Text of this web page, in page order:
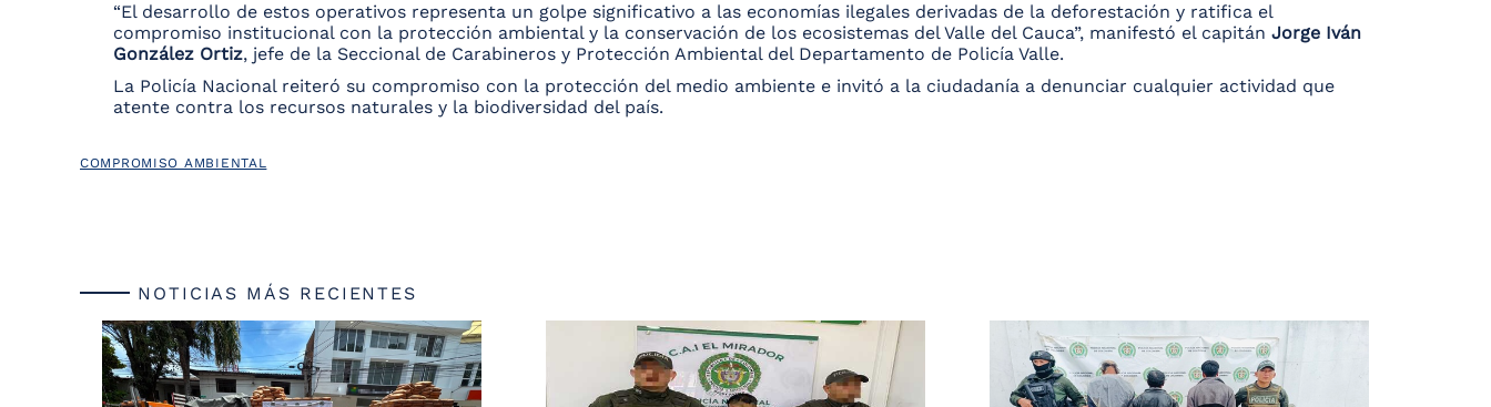
“El desarrollo de estos operativos representa un golpe significativo a las economías ilegales derivadas de la deforestación y ratifica el
compromiso institucional con la protección ambiental y la conservación de los ecosistemas del Valle del Cauca”, manifestó el capitán Jorge Iván
González Ortiz, jefe de la Seccional de Carabineros y Protección Ambiental del Departamento de Policía Valle.
La Policía Nacional reiteró su compromiso con la protección del medio ambiente e invitó a la ciudadanía a denunciar cualquier actividad que
atente contra los recursos naturales y la biodiversidad del país.
COMPROMISO AMBIENTAL
NOTICIAS MÁS RECIENTES